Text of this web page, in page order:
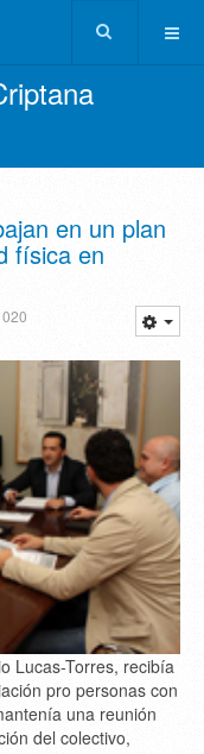
en un plan
física en
Lucas-Torres, recibía
pro personas con
una reunión
del colectivo,